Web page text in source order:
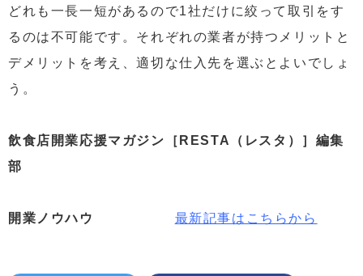
どれも一長一短があるので1社だけに絞って取引をす
るのは不可能です。それぞれの業者が持つメリットと
デメリットを考え、適切な仕入先を選ぶとよいでしょ
う。
飲食店開業応援マガジン［RESTA（レスタ）］編集
部
開業ノウハウ 最新記事はこちらから